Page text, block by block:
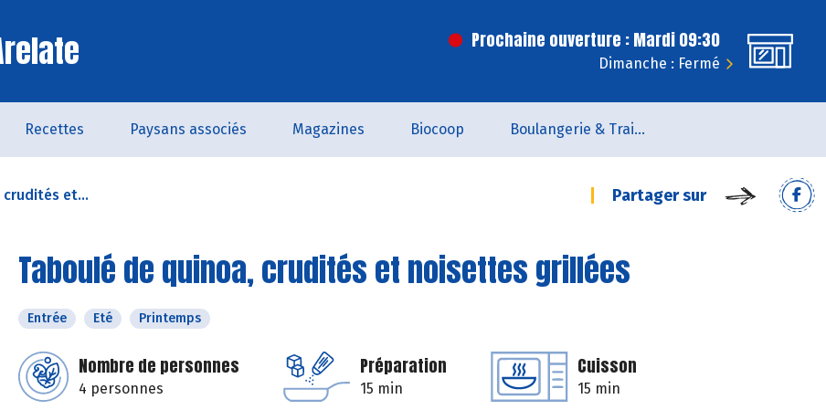
Prochaine ouverture : Mardi 09:30
Dimanche : Fermé
Recettes Paysans associés Magazines Biocoop Boulangerie & Traiteur
crudités et... Partager sur
Taboulé de quinoa, crudités et noisettes grillées
Entrée Eté Printemps
Nombre de personnes
4 personnes
Préparation
15 min
Cuisson
15 min